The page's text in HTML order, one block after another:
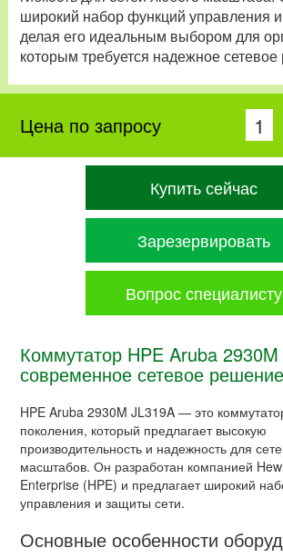
широкий набор функций управления
делая его идеальным выбором для
которым требуется надежное
Цена по запросу
Купить сейчас
Зарезервировать
Вопрос специалисту
Коммутатор HPE Aruba
современное сетевое решение
HPE Aruba 2930M JL319A — это
поколения, который предлагает высокую
производительность и надежность для
масштабов. Он разработан компанией
Enterprise (HPE) и предлагает широкий
управления и защиты сети.
Основные особенности